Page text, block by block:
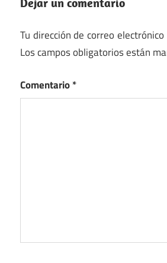
Tu dirección de correo
Los campos obligatorios están
Comentario*